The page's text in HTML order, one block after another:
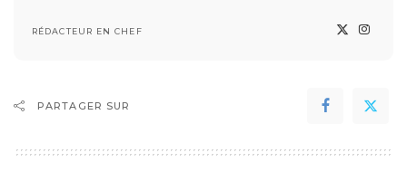
RÉDACTEUR EN CHEF
PARTAGER SUR